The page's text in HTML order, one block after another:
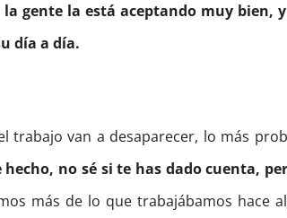
gente la está aceptando muy bien,
día a día.
trabajo van a desaparecer, lo más
hecho, no sé si te has dado cuenta,
más de lo que trabajábamos hace